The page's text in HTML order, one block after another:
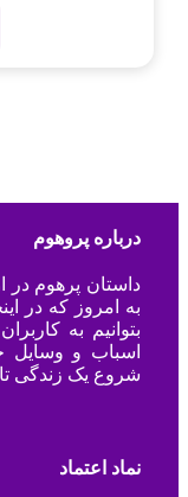
درباره پروهوم
به امروز که در
بتوانیم به
اسباب و وسایل
شروع یک زندگی
نماد اعتماد